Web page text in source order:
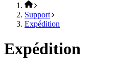
Support
Expédition
Expédition